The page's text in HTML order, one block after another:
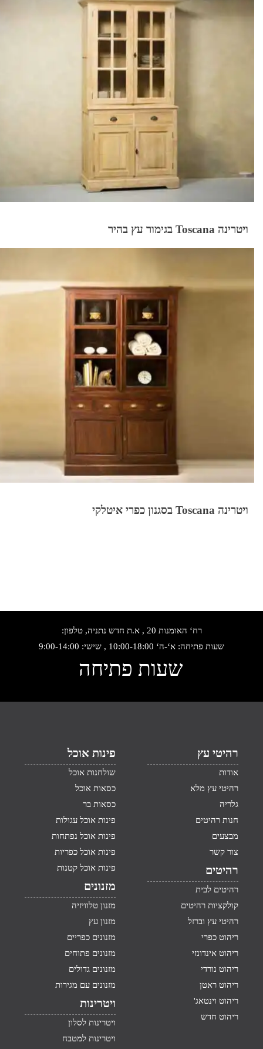
ויטרינה Toscana בגימור עץ בהיר
ויטרינה Toscana בסגנון כפרי איטלקי
רח‘ האומנות 20 , א.ת חדש נתניה, טלפון:
שעות פתיחה: א‘-ה‘ 10:00-18:00 , שישי: 9:00-14:00
שעות פתיחה
רהיטי עץ
אודות
רהיטי עץ מלא
גלריה
חנות רהיטים
מבצעים
צור קשר
רהיטים
רהיטים לבית
קולקציות רהיטים
רהיטי עץ וברזל
ריהוט כפרי
ריהוט אינדונזי
ריהוט נורדי
ריהוט ראטן
ריהוט וינטאג'
ריהוט חדש
פינות אוכל
שולחנות אוכל
כסאות אוכל
כסאות בר
פינות אוכל עגולות
פינות אוכל נפתחות
פינות אוכל כפריות
פינות אוכל קטנות
מזנונים
מזנון טלוויזיה
מזנון עץ
מזנונים כפריים
מזנונים פתוחים
מזנונים גדולים
מזנונים עם מגירות
ויטרינות
ויטרינות לסלון
ויטרינות למטבח